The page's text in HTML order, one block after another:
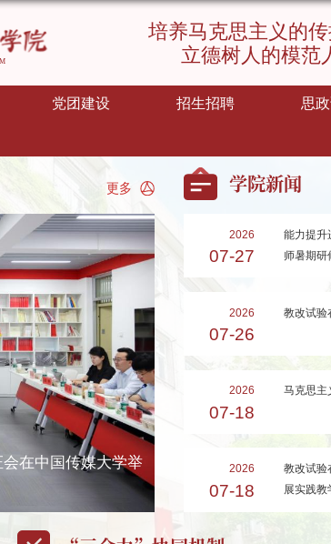
党团建设 招生招聘 思
在中国传媒大学举
学院新闻
2026
07-27
能力提升
师暑期研
2026
07-26
教改试验
2026
07-18
马克思主
2026
07-18
教改试验
展实践教